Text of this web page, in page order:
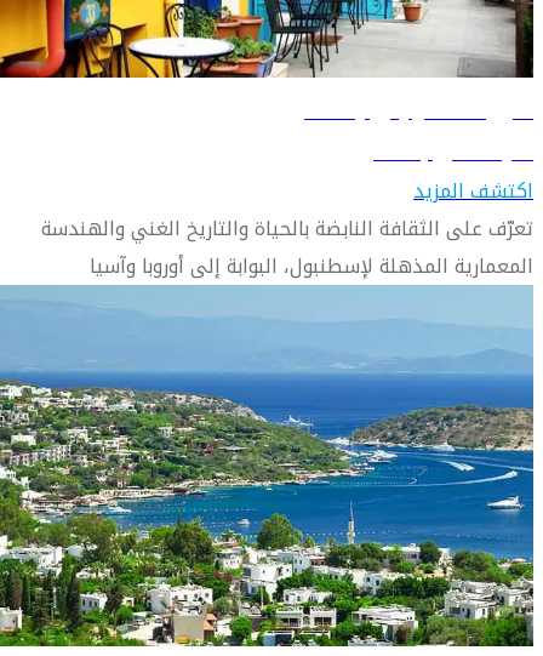
دليل السفر إلى إسطنبول
تعرّف على إسطنبول
اكتشف المزيد
تعرّف على الثقافة النابضة بالحياة والتاريخ الغني والهندسة
المعمارية المذهلة لإسطنبول، البوابة إلى أوروبا وآسيا